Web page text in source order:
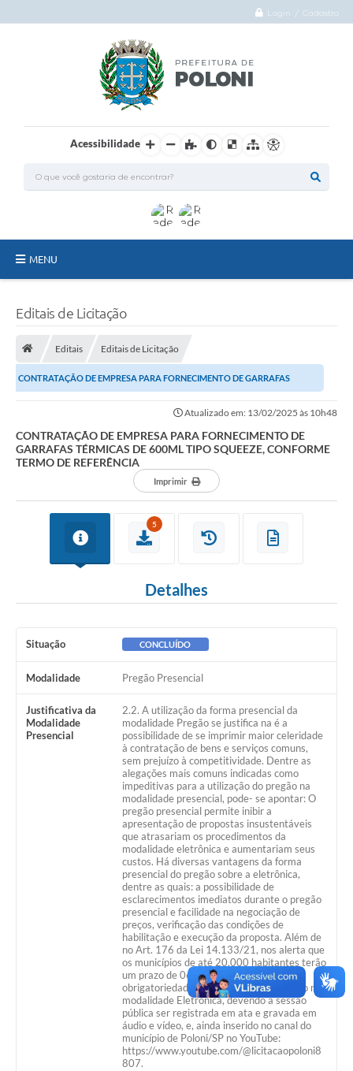
Login / Cadastro
Acessibilidade
MENU
Transparência
Turismo
Arquivos para Download
Ouvidoria
Contratos
Galeria de Vídeos
Editais de Licitação
Editais Editais de Licitação
CONTRATAÇÃO DE EMPRESA PARA FORNECIMENTO DE GARRAFAS
TÉRMICAS DE 600ML TIPO SQUEEZE, CONFORME TERMO DE...
Atualizado em: 13/02/2025 às 10h48
CONTRATAÇÃO DE EMPRESA PARA FORNECIMENTO DE
GARRAFAS TÉRMICAS DE 600ML TIPO SQUEEZE, CONFORME
TERMO DE REFERÊNCIA
Imprimir
5
Detalhes
Situação CONCLUÍDO
Modalidade Pregão Presencial
Justificativa da
Modalidade
Presencial
2.2. A utilização da forma presencial da
modalidade Pregão se justifica na é a
possibilidade de se imprimir maior celeridade
à contratação de bens e serviços comuns,
sem prejuízo à competitividade. Dentre as
alegações mais comuns indicadas como
impeditivas para a utilização do pregão na
modalidade presencial, pode- se apontar: O
pregão presencial permite inibir a
apresentação de propostas insustentáveis
que atrasariam os procedimentos da
modalidade eletrônica e aumentariam seus
custos. Há diversas vantagens da forma
presencial do pregão sobre a eletrônica,
dentre as quais: a possibilidade de
esclarecimentos imediatos durante o pregão
presencial e facilidade na negociação de
preços, verificação das condições de
habilitação e execução da proposta. Além de
no Art. 176 da Lei 14.133/21, nos alerta que
os municípios de até 20.000 habitantes terão
um prazo de 06 seis anos para a
obrigatoriedade da realização de licitação na
modalidade Eletrônica, devendo a sessão
pública ser registrada em ata e gravada em
áudio e vídeo, e, ainda inserido no canal do
município de Poloni/SP no YouTube:
https://www.youtube.com/@licitacaopoloni8
807.